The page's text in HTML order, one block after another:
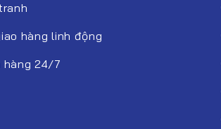
hàng linh động
hàng 24/7